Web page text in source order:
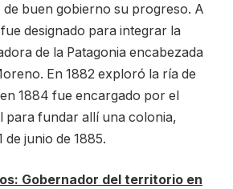
de buen gobierno su progreso. A
designado para integrar la
de la Patagonia encabezada
En 1882 exploró la ría de
1884 fue encargado por el
para fundar allí una colonia,
de junio de 1885.
Gobernador del territorio en